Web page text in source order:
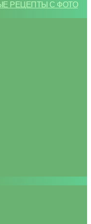
РЕЦЕПТЫ С ФОТО